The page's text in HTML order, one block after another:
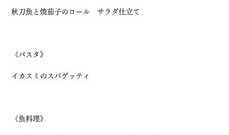
秋刀魚と焼茄子のロール　サラダ仕立て
《パスタ》
イカスミのスパゲッティ
《魚料理》